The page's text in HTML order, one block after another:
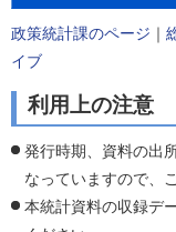
政策統計課のページ ｜
イブ
利用上の注意
発行時期、資料の出
なっていますので、
本統計資料の収録デ